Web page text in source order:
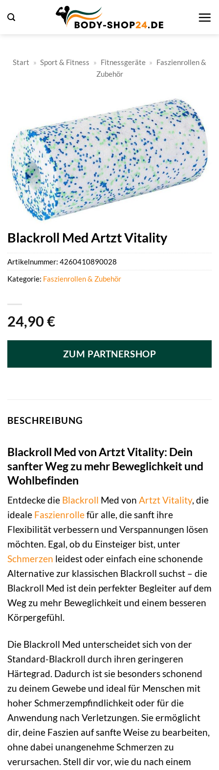
Inhalt
Start » Sport & Fitness » Fitnessgeräte » Faszienrollen &
Zubehör
Blackroll Med Artzt Vitality
24,90 €
ZUM PARTNERSHOP
Artikelnummer: 4260410890028
Kategorie: Faszienrollen & Zubehör
BESCHREIBUNG
Blackroll Med von Artzt Vitality: Dein
sanfter Weg zu mehr Beweglichkeit und
Wohlbefinden
Entdecke die Blackroll Med von ArtztVitality, die
ideale Faszienrollefür alle, die sanft ihre
Flexibilität verbessern und Verspannungen lösen
möchten. Egal, ob du Einsteiger bist, unter
Schmerzen leidest oder einfach eine schonende
Alternative zur klassischen Blackroll suchst – die
Blackroll Med ist dein perfekter Begleiter auf dem
Weg zu mehr Beweglichkeit und einem besseren
Körpergefühl.
Die Blackroll Med unterscheidet sich von der
Standard-Blackroll durch ihren geringeren
Härtegrad. Dadurch ist sie besonders schonend
zu deinem Gewebe und ideal für Menschen mit
hoher Schmerzempfindlichkeit oder für die
Anwendung nach Verletzungen. Sie ermöglicht
dir, deine Faszien auf sanfte Weise zu bearbeiten,
ohne dabei unangenehme Schmerzen zu
verursachen. Stell dir vor, wie du nach einem